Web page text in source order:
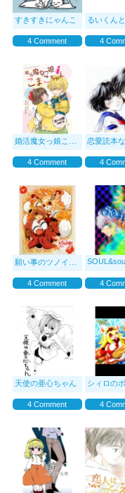
すきすきにゃんこ
4 Comment
るいくん
4
婚活魔女っ娘こまこちゃん
4 Comment
恋愛読本
4
願い事のツノイナリ神社
4 Comment 4
天使の亜心ちゃん
4 Comment
シィロの
4